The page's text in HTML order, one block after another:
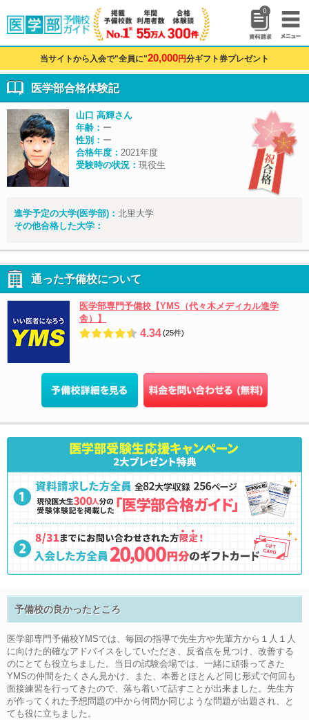
0
当サイトから入会で"全員に"20,000円分ギフト券プレゼント
医学部合格体験記
山口 高輝さん
年齢： ー
性別： ー
合格年度： 2021年度
受験時の状況： 現役生
進学予定の大学(医学部)： 北里大学
その他合格した大学：
通った予備校について
医学部専門予備校【YMS（代々木メディカル進学
舎）】
4.34(25件)
予備校の良かったところ
医学部専門予備校YMSでは、毎回の指導で先生方や先輩方から１人１人
に向けた的確なアドバイスをしていただき、反省点を見つけ、改善する
のにとても役立ちました。当日の試験会場では、一緒に頑張ってきた
YMSの仲間をたくさん見かけ、また、本番とほとんど同じ形式で何回も
面接練習を行ってきたので、落ち着いて話すことが出来ました。先生方
が作ってくれた予想問題の中から何問か同じような問題が出題され、と
ても役に立ちました。